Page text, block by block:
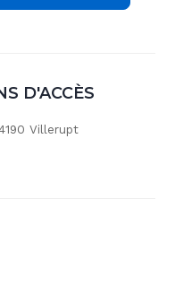
D'ACCÈS
Villerupt